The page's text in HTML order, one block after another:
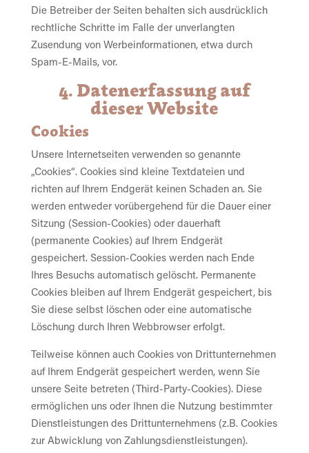
Die Betreiber der Seiten behalten sich ausdrücklich
rechtliche Schritte im Falle der unverlangten
Zusendung von Werbeinformationen, etwa durch
Spam-E-Mails, vor.
4. Datenerfassung auf
dieser Website
Cookies
Unsere Internetseiten verwenden so genannte
„Cookies“. Cookies sind kleine Textdateien und
richten auf Ihrem Endgerät keinen Schaden an. Sie
werden entweder vorübergehend für die Dauer einer
Sitzung (Session-Cookies) oder dauerhaft
(permanente Cookies) auf Ihrem Endgerät
gespeichert. Session-Cookies werden nach Ende
Ihres Besuchs automatisch gelöscht. Permanente
Cookies bleiben auf Ihrem Endgerät gespeichert, bis
Sie diese selbst löschen oder eine automatische
Löschung durch Ihren Webbrowser erfolgt.
Teilweise können auch Cookies von Drittunternehmen
auf Ihrem Endgerät gespeichert werden, wenn Sie
unsere Seite betreten (Third-Party-Cookies). Diese
ermöglichen uns oder Ihnen die Nutzung bestimmter
Dienstleistungen des Drittunternehmens (z.B. Cookies
zur Abwicklung von Zahlungsdienstleistungen).